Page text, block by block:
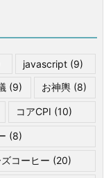
javascript (9)
(9) お神輿(8)
コアCPI (10)
(8)
コーヒー (20)